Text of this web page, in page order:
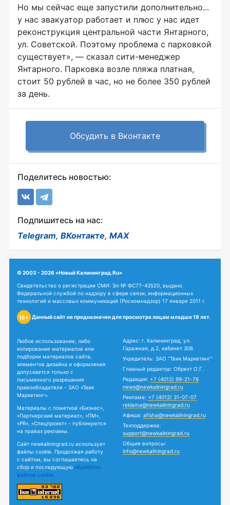
Но мы сейчас еще запустили дополнительно...
у нас эвакуатор работает и плюс у нас идет
реконструкция центральной части Янтарного,
ул. Советской. Поэтому проблема с парковкой
существует», — сказал сити-менеджер
Янтарного. Парковка возле пляжа платная,
стоит 50 рублей в час, но не более 350 рублей
за день.
Обсудить в Вконтакте
Поделитесь новостью:
Подпишитесь на нас:
Telegram, ВКонтакте, MAX
© 2003 - 2026 «Новый Калининград.Ru»
Свидетельство о регистрации СМИ: Эл № ФС77-43520, выдано
Федеральной службой по надзору в сфере связи, информационных
технологий и массовых коммуникаций (Роскомнадзор) 17 января 2011 г.
18+ Данный сайт не предназначен для просмотра лицам младше 18 лет.
Любое использование, либо
копирование материалов или
подборки материалов сайта,
элементов дизайна и оформления
допускается только с
письменного разрешения
правообладателя - ЗАО «Твик
Маркетинг».
Материалы с пометкой «Бизнес»,
«Партнерский материал», «ПМ»,
«PR», «Спецпроект» - публикуются
на правах рекламы.
Сайт newkaliningrad.ru использует
файлы cookie. Продолжая работу
с сайтом, вы соглашаетесь на
сбор и последующую обработку
файлов cookie.
Адрес: г. Калининград, ул.
Гаражная, д.2, кабинет 308
Учредитель: ЗАО "Твик Маркетинг"
Главный редактор: Обрехт О.Г.
Редакция: +7 (4012) 99-21-76
news@newkaliningrad.ru
Реклама: +7 (4012) 31-07-07
reklama@newkaliningrad.ru
Афиша: afisha@newkaliningrad.ru
Техподдержка:
support@newkaliningrad.ru
Общие вопросы:
info@newkaliningrad.ru